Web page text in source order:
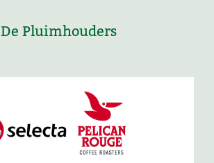
De Pluimhouders